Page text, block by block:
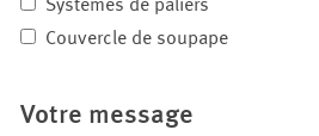
Systèmes de paliers
Couvercle de soupape
Votre message